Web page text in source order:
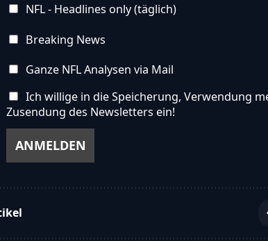
NFL - Headlines only (täglich)
Breaking News
Ganze NFL Analysen via Mail
Ich willige in die Speicherung, Verwendung
Zusendung des Newsletters ein!